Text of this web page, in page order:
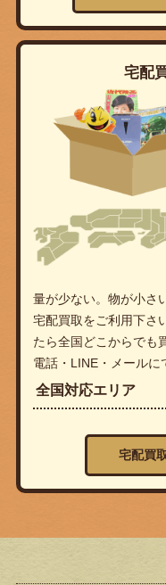
宅配
量が少ない。物が小さ
宅配買取をご利用下さ
たら全国どこからでも
電話・LINE・メールに
全国対応エリア
宅配買